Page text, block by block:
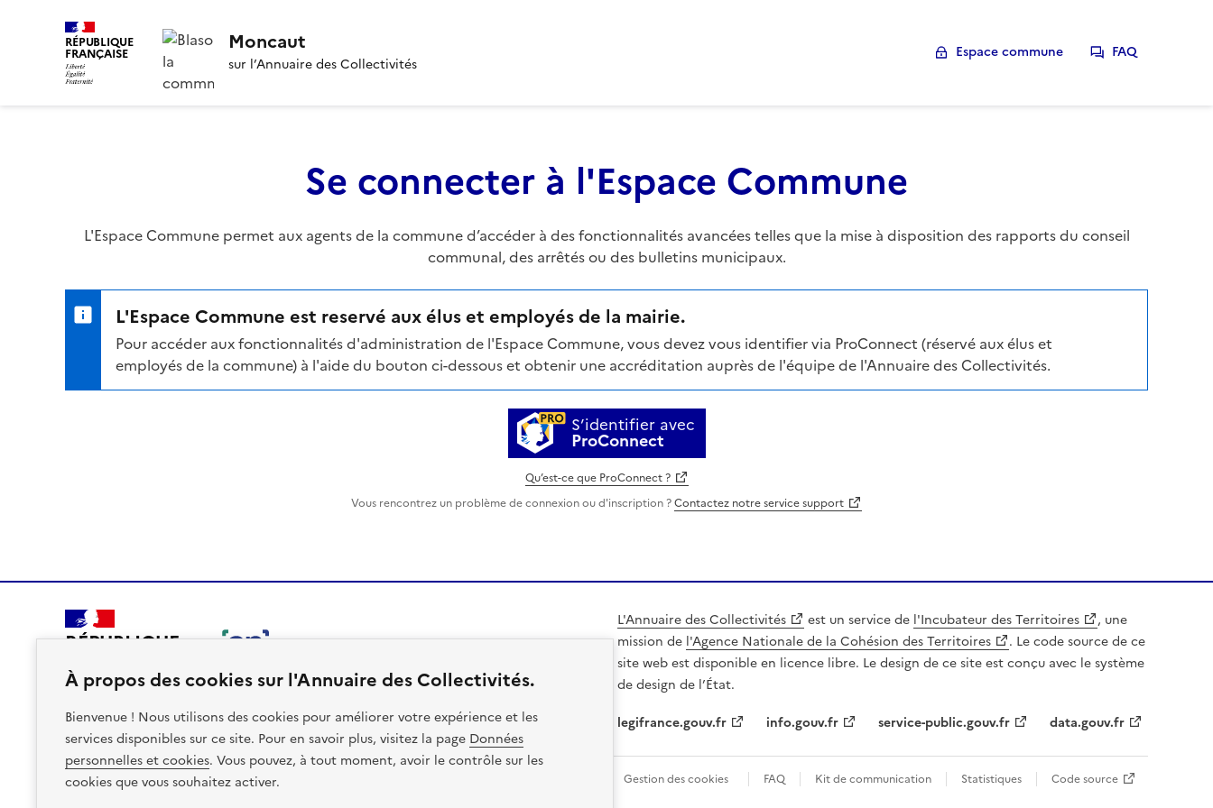
À propos des cookies sur l'Annuaire des Collectivités.
Bienvenue ! Nous utilisons des cookies pour améliorer votre expérience et les
services disponibles sur ce site. Pour en savoir plus, visitez la page Données
personnelles et cookies. Vous pouvez, à tout moment, avoir le contrôle sur les
cookies que vous souhaitez activer.
RÉPUBLIQUE
FRANÇAISE Moncaut
sur l’Annuaire des Collectivités
Espace commune FAQ
Se connecter à l'Espace Commune
L'Espace Commune permet aux agents de la commune d’accéder à des fonctionnalités avancées telles que la mise à disposition des rapports du conseil
communal, des arrêtés ou des bulletins municipaux.
L'Espace Commune est reservé aux élus et employés de la mairie.
Pour accéder aux fonctionnalités d'administration de l'Espace Commune, vous devez vous identifier via ProConnect (réservé aux élus et
employés de la commune) à l'aide du bouton ci-dessous et obtenir une accréditation auprès de l'équipe de l'Annuaire des Collectivités.
S’identifier avec
ProConnect
Qu’est-ce que ProConnect ?
Vous rencontrez un problème de connexion ou d'inscription ?Contactez notre service support
RÉPUBLIQUE
L'Annuaire des Collectivités est un service de l'Incubateur des Territoires
, une
mission de l'Agence Nationale de la Cohésion des Territoires
. Le code source de ce
site web est disponible en licence libre. Le design de ce site est conçu avec le système
de design de l’État.
legifrance.gouv.fr
info.gouv.fr service-public.gouv.fr data.gouv.fr
Plan du site Accessibilite : non conforme Gestion des cookies FAQ Kit de communication Statistiques Code source